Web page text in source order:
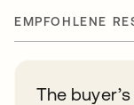
EMPFOHLENE
The